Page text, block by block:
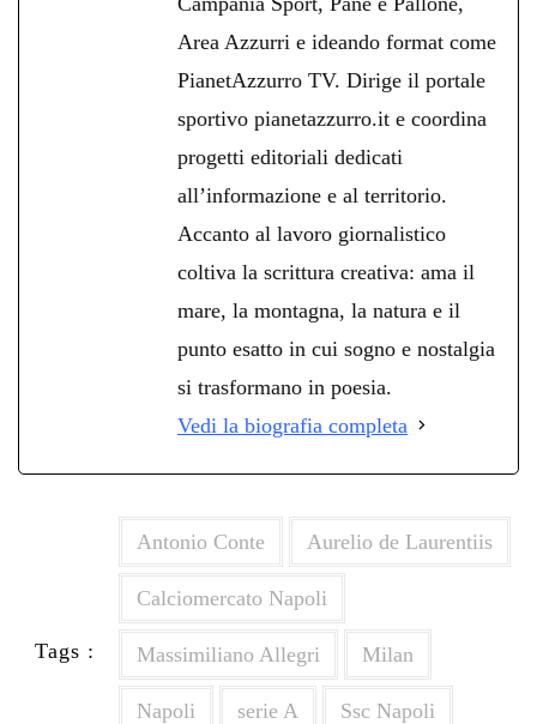
Area Azzurri e ideando format come
PianetAzzurro TV. Dirige il portale
sportivo pianetazzurro.it e coordina
progetti editoriali dedicati
all’informazione e al territorio.
Accanto al lavoro giornalistico
coltiva la scrittura creativa: ama il
mare, la montagna, la natura e il
punto esatto in cui sogno e nostalgia
si trasformano in poesia.
Vedi la biografia completa
Tags :
Antonio Conte Aurelio de Laurentiis
Calciomercato Napoli
Massimiliano Allegri Milan
Napoli serie A Ssc Napoli